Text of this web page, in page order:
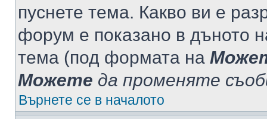
пуснете тема. Какво ви е
форум е показано в дъното
тема (под формата на
Можете да променяте
Върнете се в началото